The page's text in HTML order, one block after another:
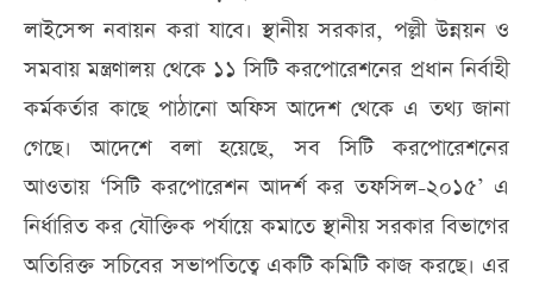
লাইসেন্স নবায়ন করা যাবে। স্থানীয় সরকার, পল্লী উন্নয়ন ও
সমবায় মন্ত্রণালয় থেকে ১১ সিটি করপোরেশনের প্রধান নির্বাহী
কর্মকর্তার কাছে পাঠানো অফিস আদেশ থেকে এ তথ্য জানা
গেছে। আদেশে বলা হয়েছে, সব সিটি করপোরেশনের
আওতায় ‘সিটি করপোরেশন আদর্শ কর তফসিল-২০১৫’ এ
নির্ধারিত কর যৌক্তিক পর্যায়ে কমাতে স্থানীয় সরকার বিভাগের
অতিরিক্ত সচিবের সভাপতিত্বে একটি কমিটি কাজ করছে। এর